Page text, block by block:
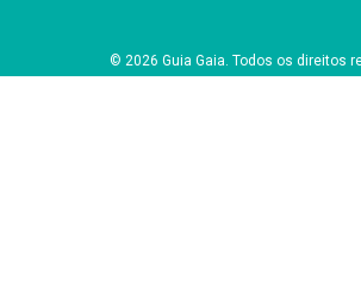
© 2026 Guia Gaia. Todos os direitos